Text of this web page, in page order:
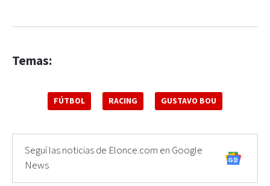
Temas:
FÚTBOL RACING GUSTAVO BOU
Seguí las noticias de Elonce.com en Google
News